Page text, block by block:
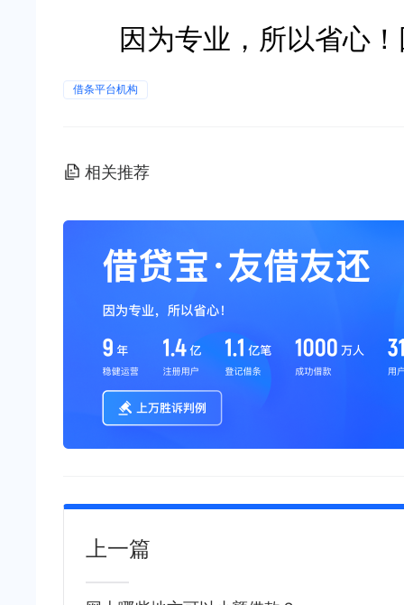
因为专业，所以省心！
借条平台机构
相关推荐
上一篇